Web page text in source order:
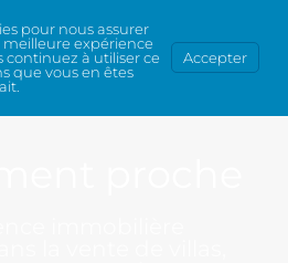
pour nous assurer
expérience
continuez à utiliser ce
que vous en êtes
Accepter